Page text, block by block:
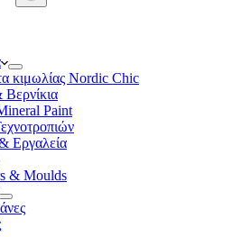
κιμωλίας Nordic Chic
Paint
Εργαλεία
& Moulds